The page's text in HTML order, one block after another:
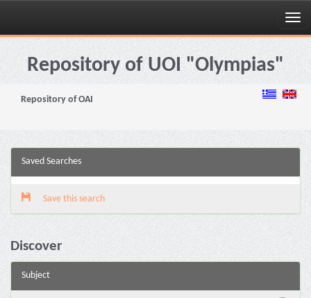
Skip
navigationRepository of UOI "Olympias"
Repository of OAI
Saved Searches
Save this search
Discover
Subject